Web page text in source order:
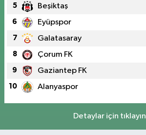
5 Beşiktaş
6 Eyüpspor
7 Galatasaray
8 Çorum FK
9 Gaziantep FK
10 Alanyaspor
Detaylar için tıklayın